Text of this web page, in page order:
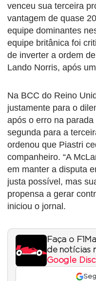
venceu sua terceira
vantagem de quase
equipe dominantes
equipe britânica foi
de inverter a ordem
Lando Norris, após
Na BCC do Reino
justamente para o
após o erro na
segunda para a
ordenou que Piastri
companheiro. “A
em manter a disputa
justa possível, mas
propensa a gerar
iniciou o jornal.
Faça o
de notícias
Google